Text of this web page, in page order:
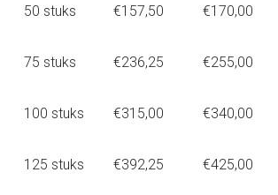
50 stuks €157,50 €170,00
75 stuks €236,25 €255,00
100 stuks €315,00 €340,00
125 stuks €392,25 €425,00